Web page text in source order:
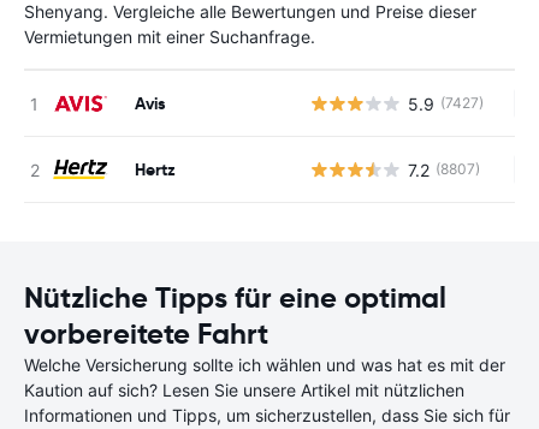
Shenyang. Vergleiche alle Bewertungen und Preise dieser
Vermietungen mit einer Suchanfrage.
Avis 5.9 (7427)
Hertz 7.2 (8807)
Nützliche Tipps für eine optimal
vorbereitete Fahrt
Welche Versicherung sollte ich wählen und was hat es mit der
Kaution auf sich? Lesen Sie unsere Artikel mit nützlichen
Informationen und Tipps, um sicherzustellen, dass Sie sich für